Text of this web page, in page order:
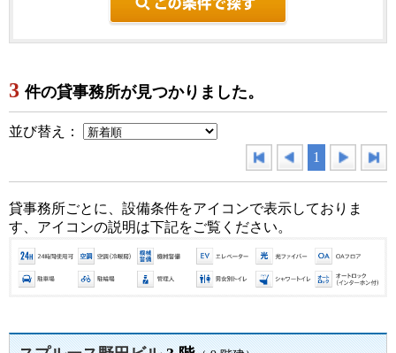
3 件の貸事務所が見つかりました。
並び替え：
1
貸事務所ごとに、設備条件をアイコンで表示しておりま
す、アイコンの説明は下記をご覧ください。